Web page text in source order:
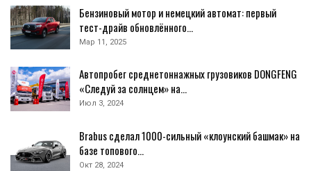
Бензиновый мотор и немецкий автомат: первый
тест-драйв обновлённого…
Мар 11, 2025
Автопробег среднетоннажных грузовиков DONGFENG
«Следуй за солнцем» на…
Июл 3, 2024
Brabus сделал 1000-сильный «клоунский башмак» на
базе топового…
Окт 28, 2024